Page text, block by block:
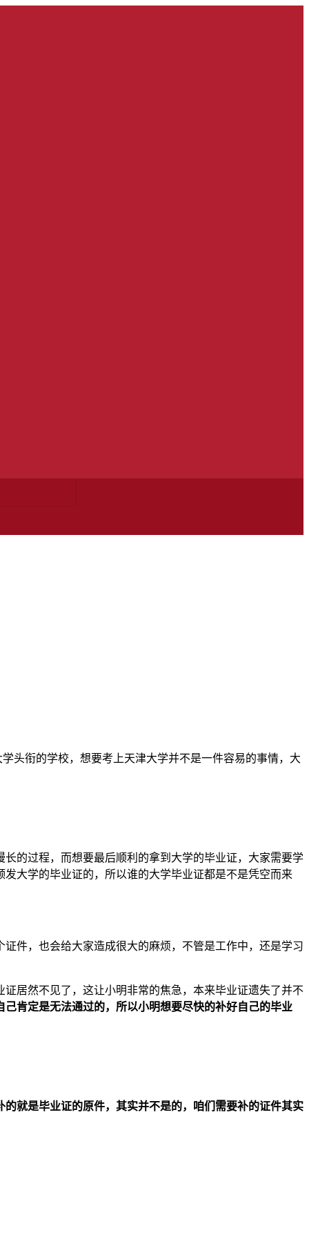
头衔的学校，想要考上天津大学并不是一件容易的事情，大
的过程，而想要最后顺利的拿到大学的毕业证，大家需要学
大学的毕业证的，所以谁的大学毕业证都是不是凭空而来
件，也会给大家造成很大的麻烦，不管是工作中，还是学习
居然不见了，这让小明非常的焦急，本来毕业证遗失了并不
肯定是无法通过的，所以小明想要尽快的补好自己的毕业
就是毕业证的原件，其实并不是的，咱们需要补的证件其实